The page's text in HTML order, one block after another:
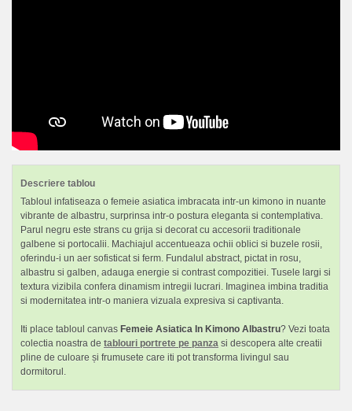
Descriere tablou
Tabloul infatiseaza o femeie asiatica imbracata intr-un kimono in nuante
vibrante de albastru, surprinsa intr-o postura eleganta si contemplativa.
Parul negru este strans cu grija si decorat cu accesorii traditionale
galbene si portocalii. Machiajul accentueaza ochii oblici si buzele rosii,
oferindu-i un aer sofisticat si ferm. Fundalul abstract, pictat in rosu,
albastru si galben, adauga energie si contrast compozitiei. Tusele largi si
textura vizibila confera dinamism intregii lucrari. Imaginea imbina traditia
si modernitatea intr-o maniera vizuala expresiva si captivanta.
Iti place tabloul canvas Femeie Asiatica In Kimono Albastru? Vezi toata
colectia noastra de tablouri portrete pe panza si descopera alte creatii
pline de culoare și frumusete care iti pot transforma livingul sau
dormitorul.